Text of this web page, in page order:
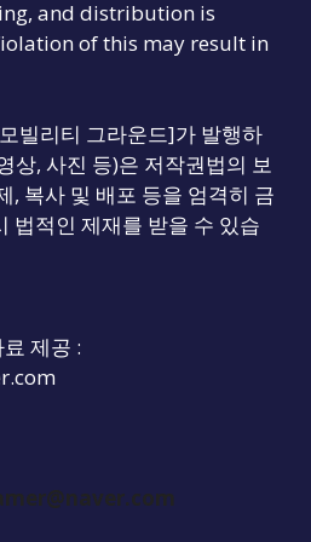
and distribution is
of this may result in
리티 그라운드]가 발행하
상, 사진 등)은 저작권법의 보
, 복사 및 배포 등을 엄격히 금
법적인 제재를 받을 수 있습
제공 :